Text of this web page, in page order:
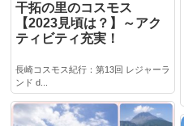
干拓の里のコスモス
【2023見頃は？】～アク
ティビティ充実！
長崎コスモス紀行：第13回 レジャーラ
ンド d...